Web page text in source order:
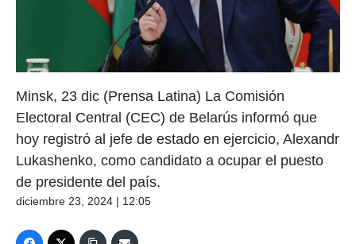
Minsk, 23 dic (Prensa Latina) La Comisión
Electoral Central (CEC) de Belarús informó que
hoy registró al jefe de estado en ejercicio, Alexandr
Lukashenko, como candidato a ocupar el puesto
de presidente del país.
diciembre 23, 2024 | 12:05